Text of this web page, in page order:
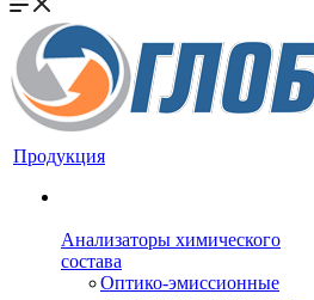
Продукция
Анализаторы химического
состава
Оптико-эмиссионные